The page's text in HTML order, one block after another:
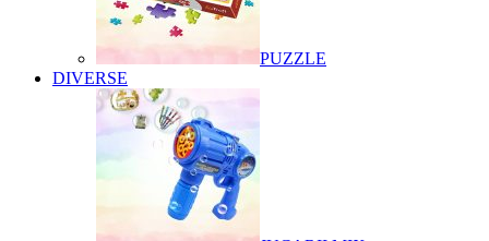
PUZZLE
DIVERSE